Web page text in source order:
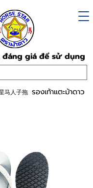
đáng giá để sử dụng
马人子拖 รองเท้าแตะม้าดาว